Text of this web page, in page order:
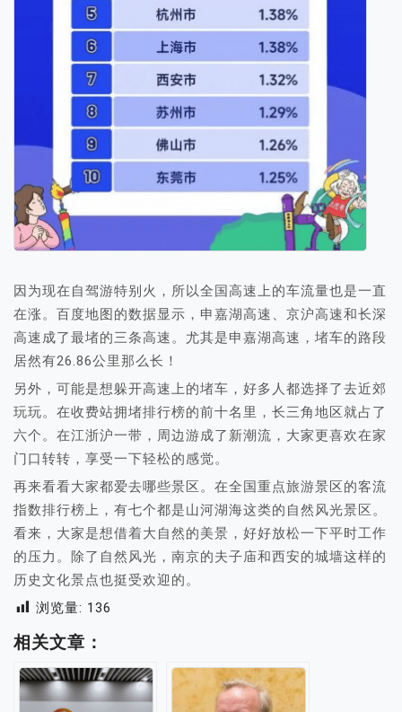
因为现在自驾游特别火，所以全国高速上的车流量也是一直
在涨。百度地图的数据显示，申嘉湖高速、京沪高速和长深
高速成了最堵的三条高速。尤其是申嘉湖高速，堵车的路段
居然有26.86公里那么长！
另外，可能是想躲开高速上的堵车，好多人都选择了去近郊
玩玩。在收费站拥堵排行榜的前十名里，长三角地区就占了
六个。在江浙沪一带，周边游成了新潮流，大家更喜欢在家
门口转转，享受一下轻松的感觉。
再来看看大家都爱去哪些景区。在全国重点旅游景区的客流
指数排行榜上，有七个都是山河湖海这类的自然风光景区。
看来，大家是想借着大自然的美景，好好放松一下平时工作
的压力。除了自然风光，南京的夫子庙和西安的城墙这样的
历史文化景点也挺受欢迎的。
浏览量: 136
相关文章：